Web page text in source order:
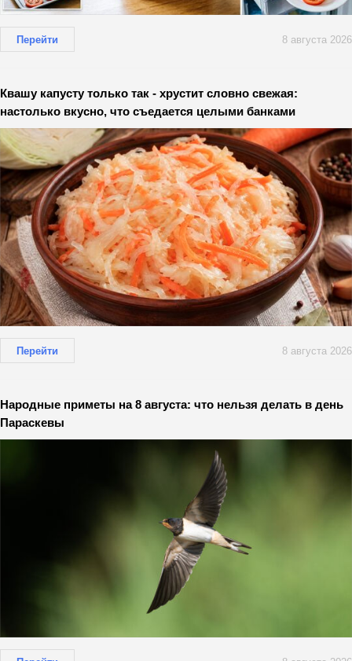
Перейти 8 августа 2026
Квашу капусту только так - хрустит словно свежая:
настолько вкусно, что съедается целыми банками
Перейти 8 августа 2026
Народные приметы на 8 августа: что нельзя делать в день
Параскевы